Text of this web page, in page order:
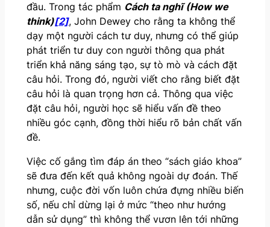
đầu. Trong tác phẩm Cách ta nghĩ (How we
think)[2], John Dewey cho rằng ta không thể
dạy một người cách tư duy, nhưng có thể giúp
phát triển tư duy con người thông qua phát
triển khả năng sáng tạo, sự tò mò và cách đặt
câu hỏi. Trong đó, người viết cho rằng biết đặt
câu hỏi là quan trọng hơn cả. Thông qua việc
đặt câu hỏi, người học sẽ hiểu vấn đề theo
nhiều góc cạnh, đồng thời hiểu rõ bản chất vấn
đề.
Việc cố gắng tìm đáp án theo “sách giáo khoa”
sẽ đưa đến kết quả không ngoài dự đoán. Thế
nhưng, cuộc đời vốn luôn chứa đựng nhiều biến
số, nếu chỉ dừng lại ở mức “theo như hướng
dẫn sử dụng” thì không thể vươn lên tới những